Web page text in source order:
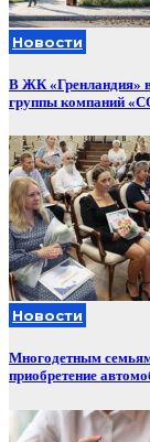
Новости
В ЖК «Гренландия»
группы компаний
Новости
Многодетным
приобретение